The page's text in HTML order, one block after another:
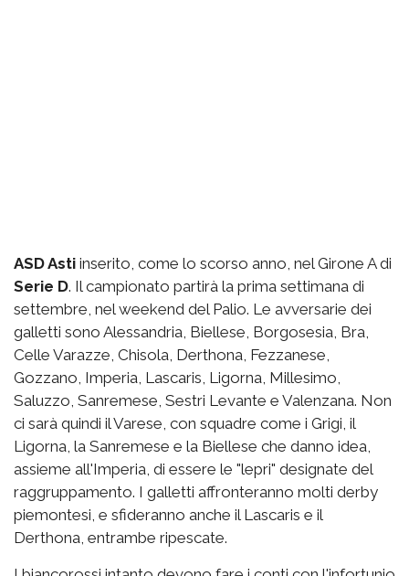
ASD Asti inserito, come lo scorso anno, nel Girone A di
Serie D. Il campionato partirà la prima settimana di
settembre, nel weekend del Palio. Le avversarie dei
galletti sono Alessandria, Biellese, Borgosesia, Bra,
Celle Varazze, Chisola, Derthona, Fezzanese,
Gozzano, Imperia, Lascaris, Ligorna, Millesimo,
Saluzzo, Sanremese, Sestri Levante e Valenzana. Non
ci sarà quindi il Varese, con squadre come i Grigi, il
Ligorna, la Sanremese e la Biellese che danno idea,
assieme all'Imperia, di essere le "lepri" designate del
raggruppamento. I galletti affronteranno molti derby
piemontesi, e sfideranno anche il Lascaris e il
Derthona, entrambe ripescate.